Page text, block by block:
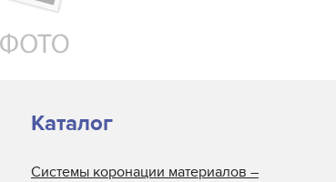
Каталог
Системы коронации материалов –